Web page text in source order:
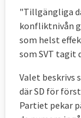
Alice Bah
(MP):
Jonas
Emma
(C):
"Tillgängliga
konfliktnivån
som helst
som SVT tagit
Valet beskrivs
där SD för
Partiet pekar